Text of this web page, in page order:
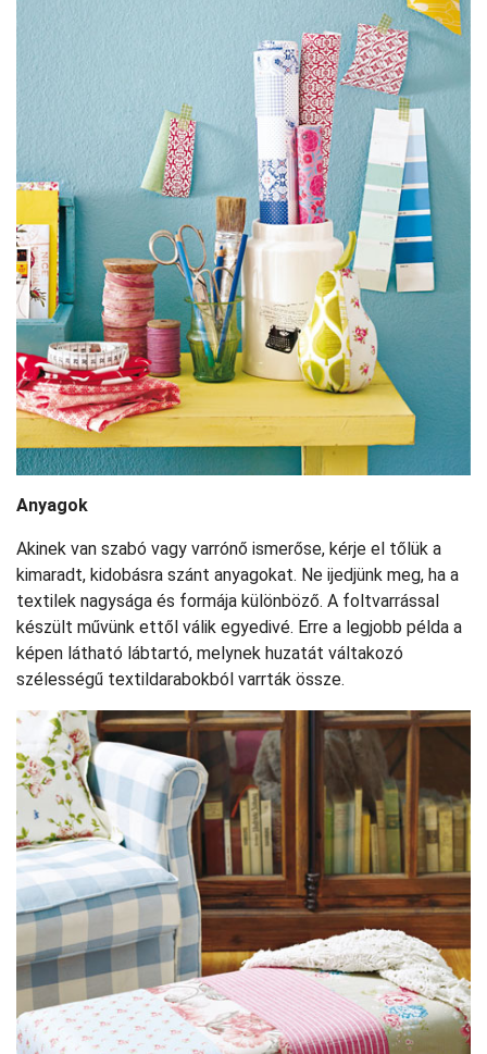
Anyagok
Akinek van szabó vagy varrónő ismerőse, kérje el tőlük a
kimaradt, kidobásra szánt anyagokat. Ne ijedjünk meg, ha a
textilek nagysága és formája különböző. A foltvarrással
készült művünk ettől válik egyedivé. Erre a legjobb példa a
képen látható lábtartó, melynek huzatát váltakozó
szélességű textildarabokból varrták össze.